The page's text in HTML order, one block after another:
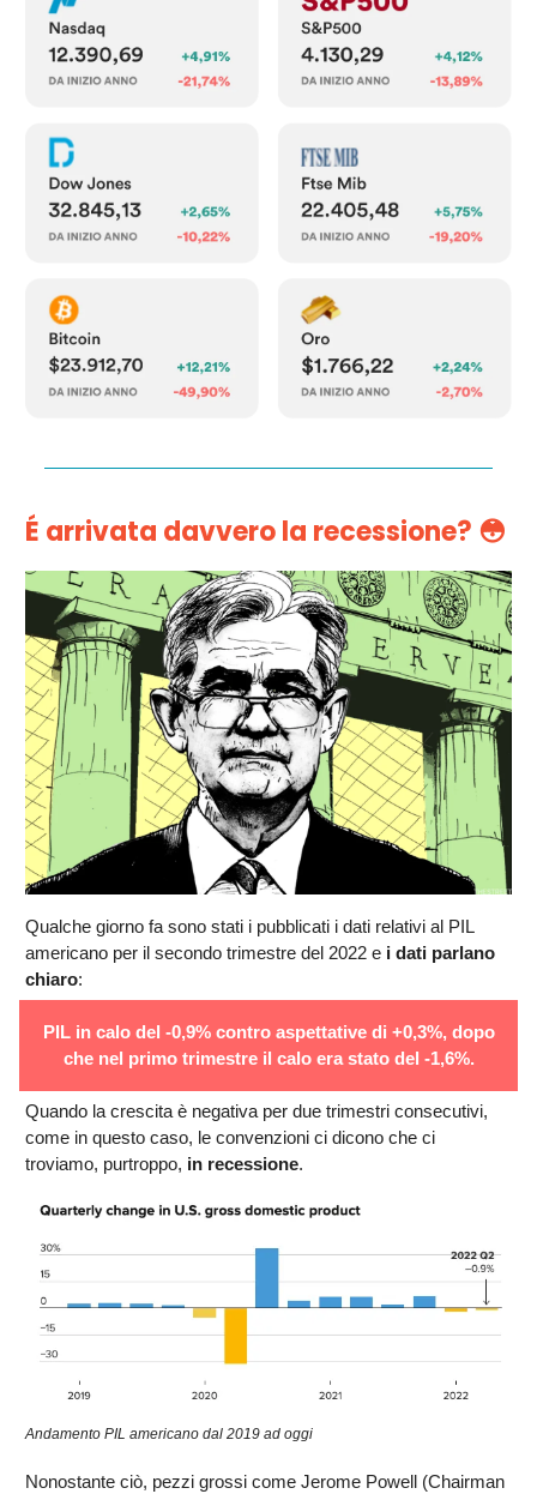
É arrivata davvero la recessione? 😳
Qualche giorno fa sono stati i pubblicati i dati relativi al PIL
americano per il secondo trimestre del 2022 e i dati parlano
chiaro:
PIL in calo del -0,9% contro aspettative di +0,3%, dopo
che nel primo trimestre il calo era stato del -1,6%.
Quando la crescita è negativa per due trimestri consecutivi,
come in questo caso, le convenzioni ci dicono che ci
troviamo, purtroppo, in recessione.
Andamento PIL americano dal 2019 ad oggi
Nonostante ciò, pezzi grossi come Jerome Powell (Chairman